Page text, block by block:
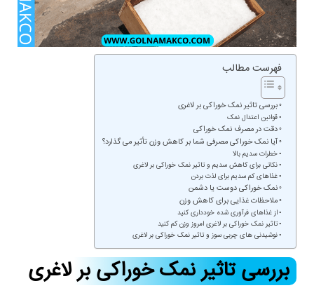
فهرست مطالب
بررسی تاثیر نمک خوراکی بر لاغری
قوانین اعتدال نمک
دقت در مصرف نمک خوراکی
آیا نمک خوراکی مصرفی شما بر کاهش وزن تأثیر می گذارد؟
خطرات سدیم بالا
نکاتی برای کاهش سدیم و تاثیر نمک خوراکی بر لاغری
غذاهای کم سدیم برای لذت بردن
نمک خوراکی دوست یا دشمن
ملاحظات غذایی برای کاهش وزن
از غذاهای فرآوری شده خودداری کنید
تاثیر نمک خوراکی بر لاغری امروز وزن کم کنید
نوشیدنی های چربی سوز و تاثیر نمک خوراکی بر لاغری
بررسی تاثیر نمک خوراکی بر لاغری